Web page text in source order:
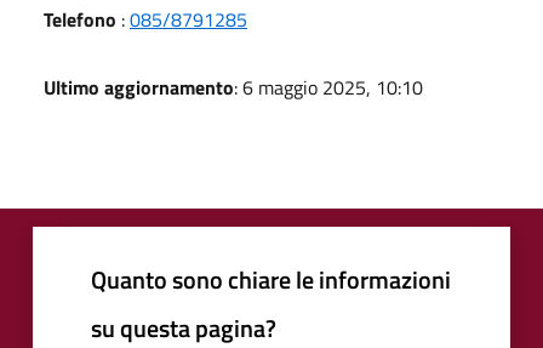
Telefono :085/8791285
Ultimo aggiornamento: 6 maggio 2025, 10:10
Quanto sono chiare le informazioni
su questa pagina?